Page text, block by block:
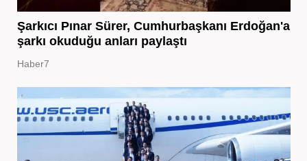
Şarkıcı Pınar Sürer, Cumhurbaşkanı Erdoğan'a
şarkı okuduğu anları paylaştı
Haber7